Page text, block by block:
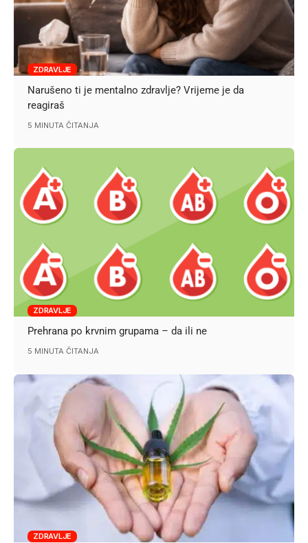
ZDRAVLJE
Narušeno ti je mentalno zdravlje? Vrijeme je da
reagiraš
5 MINUTA ČITANJA
ZDRAVLJE
Prehrana po krvnim grupama – da ili ne
5 MINUTA ČITANJA
ZDRAVLJE